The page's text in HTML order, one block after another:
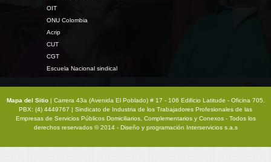
OIT
ONU Colombia
Acrip
CUT
CGT
Escuela Nacional sindical
Mapa del Sitio | Carrera 43a (Avenida El Poblado) # 17 - 106 Edificio Latitude - Oficina 705.
PBX: (4) 4449767 | Sindicato de Industria de los Trabajadores Profesionales de las
Empresas de Servicios Públicos Domiciliarios, Complementarios y Conexos - Todos los
derechos reservados © 2014 - Diseño y programación Interservicios s.a.s